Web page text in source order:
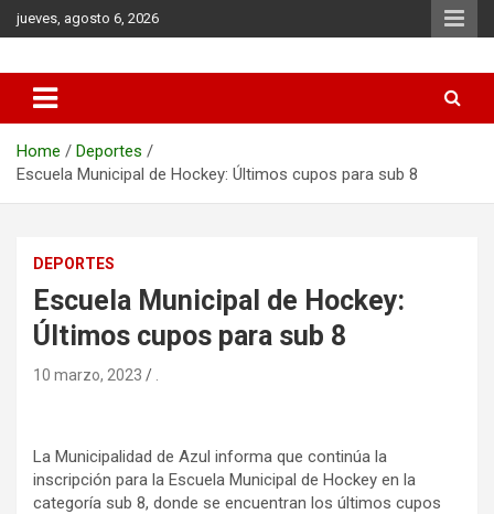
Skip
to
jueves, agosto 6, 2026
Municipio de Azul
Home
Deportes
Escuela Municipal de Hockey: Últimos cupos para sub 8
DEPORTES
Escuela Municipal de Hockey:
Últimos cupos para sub 8
10 marzo, 2023
La Municipalidad de Azul informa que continúa la
inscripción para la Escuela Municipal de Hockey en la
categoría sub 8, donde se encuentran los últimos cupos